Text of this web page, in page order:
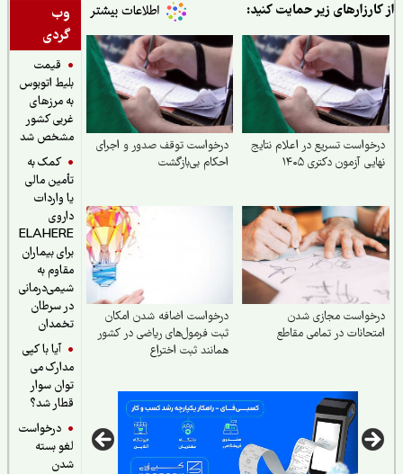
وب
گردی
قیمت
بلیط اتوبوس
به مرزهای
غربی کشور
مشخص شد
کمک به
تأمین مالی
یا واردات
داروی
ELAHERE
برای بیماران
مقاوم به
شیمی‌درمانی
در سرطان
تخمدان
آیا با کپی
مدارک می
توان سوار
قطار شد؟
درخواست
لغو بسته
شدن
از کارزارهای زیر حمایت کنید:
درخواست تسریع در اعلام نتایج
نهایی آزمون دکتری ۱۴۰۵
درخواست توقف صدور و اجرای
احکام بی‌بازگشت
درخواست مجازی شدن
امتحانات در تمامی مقاطع
درخواست اضافه شدن امکان
ثبت فرمول‌های ریاضی در کشور
همانند ثبت اختراع